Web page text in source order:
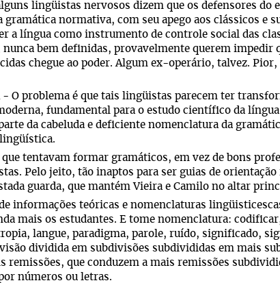
lingüistas nervosos dizem que os defensores
gramática normativa, com seu apego aos clássicos e
a língua como instrumento de controle social das
bem definidas, provavelmente querem impedir
chegue ao poder. Algum ex-operário, talvez. Pior,
- O problema é que tais lingüistas parecem ter
fundamental para o estudo científico da
da cabeluda e deficiente nomenclatura da
que tentavam formar gramáticos, em vez de bons
Pelo jeito, tão inaptos para ser guias de
guarda, que mantém Vieira e Camilo no altar
informações teóricas e nomenclaturas
mais os estudantes. E tome nomenclatura:
langue, paradigma, parole, ruído, significado,
dividida em subdivisões subdivididas em mais
remissões, que conduzem a mais remissões
números ou letras.